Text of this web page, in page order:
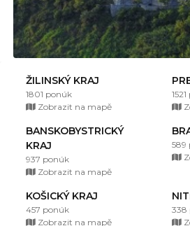
ŽILINSKÝ KRAJ
1801 ponúk
Zobrazit na mapě
BANSKOBYSTRICKÝ
KRAJ
937 ponúk
Zobrazit na mapě
589
KOŠICKÝ KRAJ
457 ponúk
Zobrazit na mapě
338